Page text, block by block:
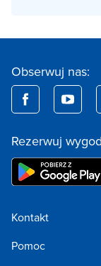
Obserwuj nas:
Rezerwuj
Kontakt
Pomoc